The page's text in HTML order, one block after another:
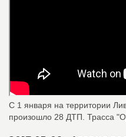
С 1 января на территории
произошло 28 ДТП. Трасса